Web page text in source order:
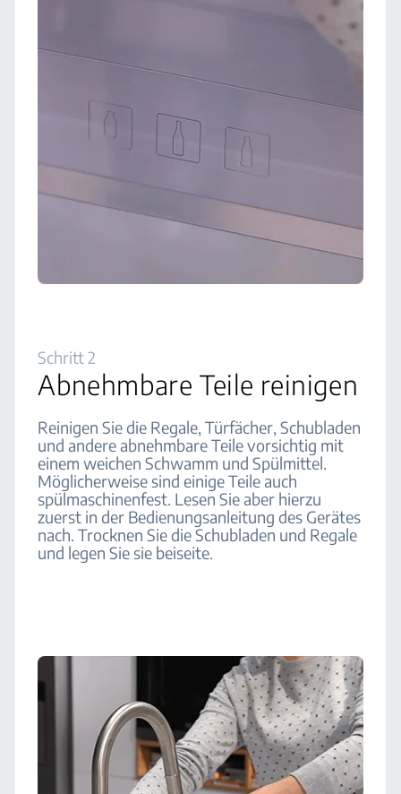
Schritt 2
Abnehmbare Teile reinigen
Reinigen Sie die Regale, Türfächer, Schubladen
und andere abnehmbare Teile vorsichtig mit
einem weichen Schwamm und Spülmittel.
Möglicherweise sind einige Teile auch
spülmaschinenfest. Lesen Sie aber hierzu
zuerst in der Bedienungsanleitung des Gerätes
nach. Trocknen Sie die Schubladen und Regale
und legen Sie sie beiseite.